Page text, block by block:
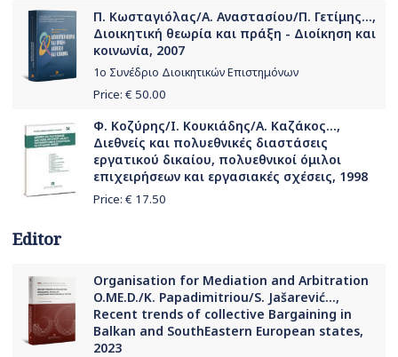
Π. Κωσταγιόλας/Α. Αναστασίου/Π. Γετίμης...,
Διοικητική θεωρία και πράξη - Διοίκηση και
κοινωνία, 2007
1ο Συνέδριο Διοικητικών Επιστημόνων
Price: € 50.00
Φ. Κοζύρης/Ι. Κουκιάδης/Α. Καζάκος...,
Διεθνείς και πολυεθνικές διαστάσεις
εργατικού δικαίου, πολυεθνικοί όμιλοι
επιχειρήσεων και εργασιακές σχέσεις, 1998
Price: € 17.50
Editor
Organisation for Mediation and Arbitration
O.ME.D./K. Papadimitriou/S. Jašarević...,
Recent trends of collective Bargaining in
Balkan and SouthEastern European states,
2023